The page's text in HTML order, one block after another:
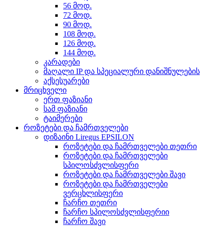
56 მოდ.
72 მოდ.
90 მოდ.
108 მოდ.
126 მოდ.
144 მოდ.
კარადები
მაღალი IP და სპეციალური დანიშნულების
აქსესუარები
მრიცხველი
ერთ ფაზიანი
სამ ფაზიანი
ტაიმერები
როზეტები და ჩამრთველები
დიზაინი Liregus EPSILON
როზეტები და ჩამრთველები თეთრი
როზეტები და ჩამრთველები
სპილოსძვლისფერი
როზეტები და ჩამრთველები შავი
როზეტები და ჩამრთველები
ვერცხლისფერი
ჩარჩო თეთრი
ჩარჩო სპილოსძვლისფერიი
ჩარჩო შავი